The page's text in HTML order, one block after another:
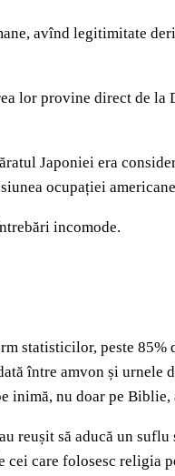
avînd legitimitate
lor provine direct de
Japoniei era
ocupației
incomode.
statisticilor, peste
între amvon și
inimă, nu doar pe
reușit să aducă un
cei care folosesc